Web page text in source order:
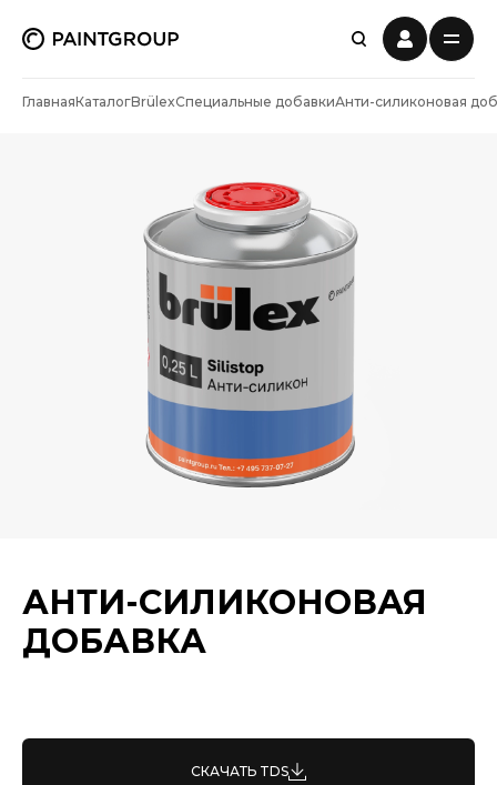
ГлавнаяКаталогBrülexСпециальные добавкиАнти-силиконовая
АНТИ-СИЛИКОНОВАЯ
ДОБАВКА
СКАЧАТЬ TDS